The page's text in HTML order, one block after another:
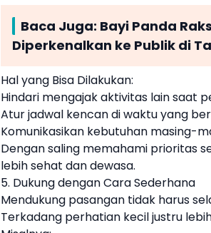
Baca Juga: Bayi Panda
Diperkenalkan ke Publik di
Hal yang Bisa Dilakukan:
Hindari mengajak aktivitas lain saat
Atur jadwal kencan di waktu yang
Komunikasikan kebutuhan masing-
Dengan saling memahami prioritas
lebih sehat dan dewasa.
5. Dukung dengan Cara Sederhana
Mendukung pasangan tidak harus
Terkadang perhatian kecil justru